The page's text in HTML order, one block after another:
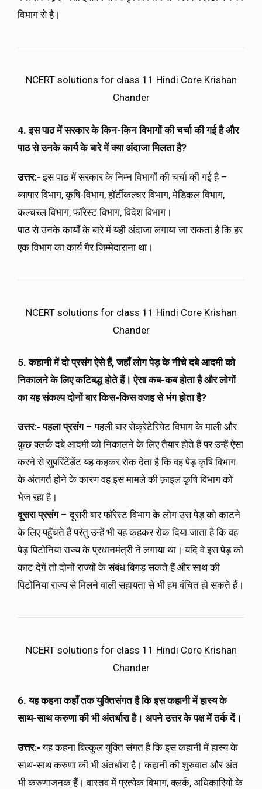
विभाग से है।
NCERT solutions for class 11 Hindi Core Krishan
Chander
4. इस पाठ में सरकार के किन-किन विभागों की चर्चा की गई है और
पाठ से उनके कार्य के बारे में क्या अंदाजा मिलता है?
उत्तर:- इस पाठ में सरकार के निम्न विभागों की चर्चा की गई है –
व्यापार विभाग, कृषि-विभाग, हॉर्टीकल्चर विभाग, मेडिकल विभाग,
कल्चरल विभाग, फॉरेस्ट विभाग, विदेश विभाग।
पाठ से उनके कार्यों के बारे में यही अंदाजा लगाया जा सकता है कि हर
एक विभाग का कार्य गैर जिम्मेदाराना था।
NCERT solutions for class 11 Hindi Core Krishan
Chander
5. कहानी में दो प्रसंग ऐसे हैं, जहाँ लोग पेड़ के नीचे दबे आदमी को
निकालने के लिए कटिबद्ध होते हैं। ऐसा कब-कब होता है और लोगों
का यह संकल्प दोनों बार किस-किस वजह से भंग होता है?
उत्तर:- पहला प्रसंग– पहली बार सेक्रेटेरियेट विभाग के माली और
कुछ क्लर्क दबे आदमी को निकालने के लिए तैयार होते हैं पर उन्हें ऐसा
करने से सुपरिंटेंडेंट यह कहकर रोक देता है कि वह पेड़ कृषि विभाग
के अंतगर्त होने के कारण वह इस मामले की फ़ाइल कृषि विभाग को
भेज रहा है।
दूसरा प्रसंग– दूसरी बार फॉरेस्ट विभाग के लोग उस पेड़ को काटने
के लिए पहुँचते हैं परंतु उन्हें भी यह कहकर रोक दिया जाता है कि वह
पेड़ पिटोनिया राज्य के प्रधानमंत्री ने लगाया था। यदि वे इस पेड़ को
काट देगें तो दोनों राज्यों के संबंध बिगड़ सकते हैं और साथ की
पिटोनिया राज्य से मिलने वाली सहायता से भी हम वंचित हो सकते हैं।
NCERT solutions for class 11 Hindi Core Krishan
Chander
6. यह कहना कहाँ तक युक्तिसंगत है कि इस कहानी में हास्य के
साथ-साथ करुणा की भी अंतर्धारा है। अपने उत्तर के पक्ष में तर्क दें।
उत्तर:- यह कहना बिल्कुल युक्ति संगत है कि इस कहानी में हास्य के
साथ-साथ करुणा की भी अंतर्धारा है। कहानी की शुरुवात और अंत
भी करुणाजनक हैं। वास्तव में प्रत्येक विभाग, क्लर्क, अधिकारियों के